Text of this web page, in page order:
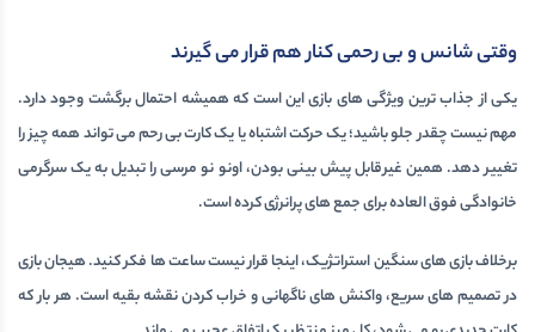
وقتی شانس و بی رحمی کنار هم قرار می گیرند
یکی از جذاب ترین ویژگی های بازی این است که همیشه احتمال برگشت وجود دارد.
مهم نیست چقدر جلو باشید؛ یک حرکت اشتباه یا یک کارت بی رحم می تواند همه چیز را
تغییر دهد. همین غیرقابل پیش بینی بودن، اونو نو مرسی را تبدیل به یکسرگرمی
خانوادگیفوق العاده برای جمع های پرانرژی کرده است.
برخلاف بازی های سنگین استراتژیک، اینجا قرار نیست ساعت ها فکر کنید. هیجان بازی
در تصمیم های سریع، واکنش های ناگهانی و خراب کردن نقشه بقیه است. هر بار که